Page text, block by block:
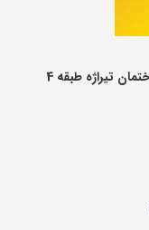
آدرس: اصفهان، خیابان توحید میانی، ساختمان تیراژه طبقه 4